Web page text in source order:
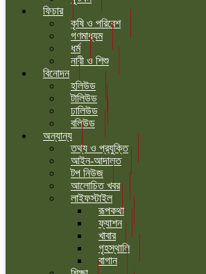
ফিচার
কৃষি ও পরিবেশ
গণমাধ্যম
ধর্ম
নারী ও শিশু
বিনোদন
হলিউড
টালিউড
ঢালিউড
বলিউড
অন্যান্য
তথ্য ও প্রযুক্তি
আইন-আদালত
টপ নিউজ
আলোচিত খবর
লাইফস্টাইল
রূপকথা
ফ্যাশন
খাবার
গৃহস্থালি
বাগান